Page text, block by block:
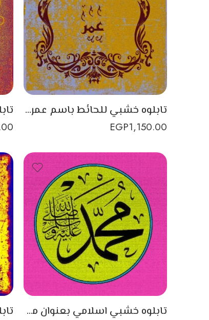
تابلوه خشبي للحائط باسم عمر طباعة على الخشب
EGP1,150.00
تابلوه خشبي اسلامي بعنوان محمد